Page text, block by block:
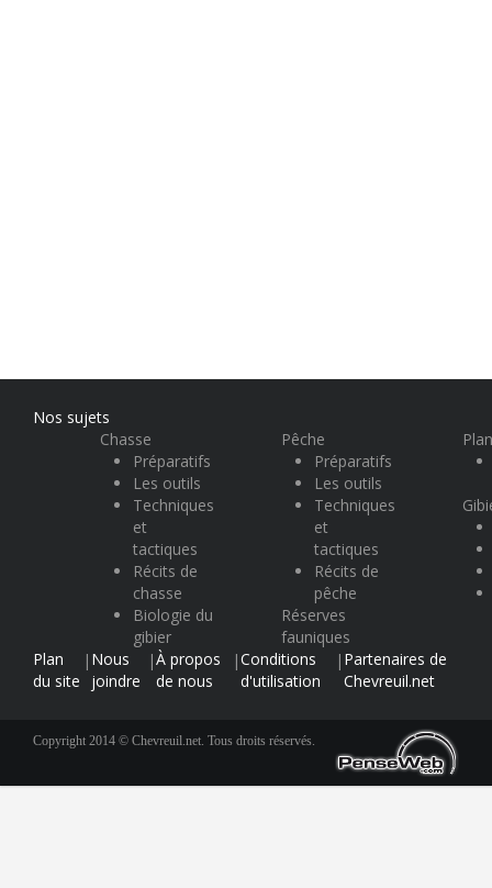
Nos sujets
Chasse
Préparatifs
Les outils
Techniques
et
tactiques
Récits de
chasse
Biologie du
gibier
Pêche
Préparatifs
Les outils
Techniques
et
tactiques
Récits de
pêche
Réserves
fauniques
Plan
du site
| Nous
joindre
|À propos
de nous
|Conditions
d'utilisation
| Partenaires de
Chevreuil.net
Copyright 2014 © Chevreuil.net. Tous droits réservés.